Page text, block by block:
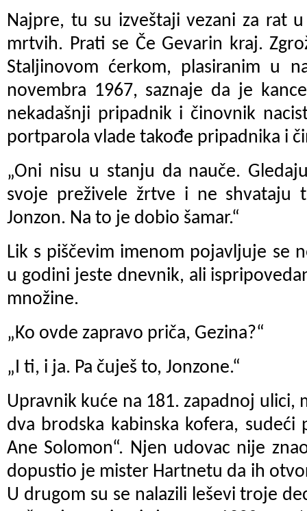
Najpre, tu su izveštaji vezani za rat
mrtvih. Prati se Če Gevarin kraj.
Staljinovom ćerkom, plasiranim u
novembra 1967, saznaje da je
nekadašnji pripadnik i činovnik
portparola vlade takođe pripadnika i
„Oni nisu u stanju da nauče.
svoje preživele žrtve i ne shvataju
Jonzon. Na to je dobio šamar.“
Lik s piščevim imenom pojavljuje se
u godini jeste dnevnik, ali
množine.
„Ko ovde zapravo priča, Gezina?“
„I ti, i ja. Pa čuješ to, Jonzone.“
Upravnik kuće na 181. zapadnoj ulici,
dva brodska kabinska kofera, sudeći
Ane Solomon“. Njen udovac nije
dopustio je mister Hartnetu da ih
U drugom su se nalazili leševi troje